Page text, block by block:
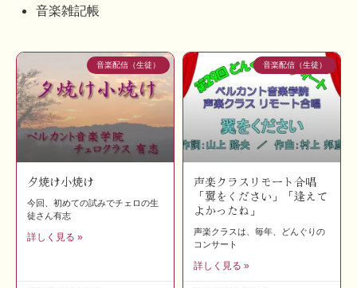
音楽雑記帳
音楽配信（生徒）
夕焼け小焼け
今回、初めての試みでチェロの生
徒さん有志
詳しく見る »
音楽配信（生徒）
声楽クラスリモート合唱
「翼をください」「逢えて
よかったね」
声楽クラスは、毎年、どんぐりの
コンサート
詳しく見る »